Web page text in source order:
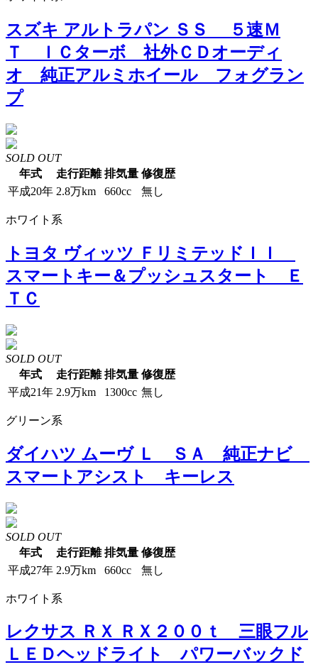
スズキ アルトラパン ＳＳ ５速Ｍ
Ｔ ＩＣターボ 社外ＣＤオーディ
オ 純正アルミホイール フォグラン
プ
SOLD OUT
年式
走行距離 排気量 修復歴
平成20年 2.8万km 660cc 無し
ホワイト系
トヨタ ヴィッツ ＦリミテッドＩＩ
スマートキー＆プッシュスタート Ｅ
ＴＣ
SOLD OUT
年式
走行距離 排気量 修復歴
平成21年 2.9万km 1300cc 無し
グリーン系
ダイハツ ムーヴ Ｌ ＳＡ 純正ナビ
スマートアシスト キーレス
SOLD OUT
年式
走行距離 排気量 修復歴
平成27年 2.9万km 660cc 無し
ホワイト系
レクサス ＲＸ ＲＸ２００ｔ 三眼フル
ＬＥＤヘッドライト パワーバックド